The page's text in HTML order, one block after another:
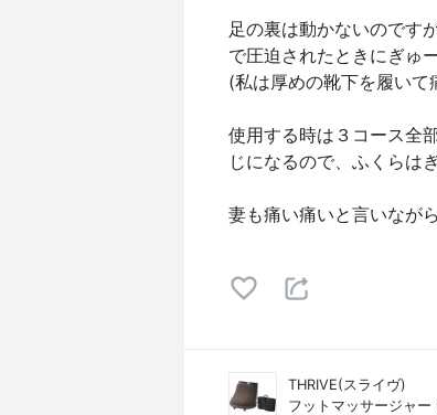
足の裏は動かないのです
で圧迫されたときにぎゅ
(私は厚めの靴下を履い
使用する時は３コース全
じになるので、ふくらは
妻も痛い痛いと言いなが
THRIVE(スライヴ)
フットマッサージャ